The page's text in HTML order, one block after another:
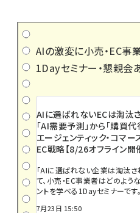
AIの激変に小売・EC事
1Dayセミナー・懇親会
AIに選ばれないECは淘汰さ
「AI需要予測」から「購買代
エージェンティック・コマ
EC戦略【8/26オフライン開
「AIに選ばれない企業は淘汰さ
て、小売・EC事業者はどのよ
ントを学べる1Dayセミナーです
7月23日 15:50